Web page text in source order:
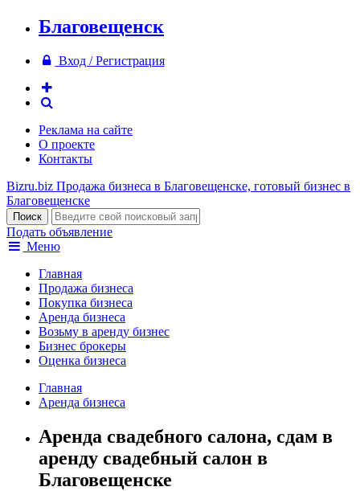
Благовещенск
Вход / Регистрация
Реклама на сайте
О проекте
Контакты
Bizru.biz Продажа бизнеса в Благовещенске, готовый бизнес в
Благовещенске
Подать объявление
Меню
Главная
Продажа бизнеса
Покупка бизнеса
Аренда бизнеса
Возьму в аренду бизнес
Бизнес брокеры
Оценка бизнеса
Главная
Аренда бизнеса
Аренда свадебного салона, сдам в
аренду свадебный салон в
Благовещенске